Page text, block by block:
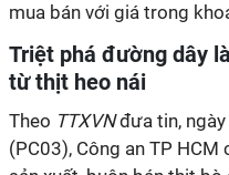
mua bán với giá trong
Triệt phá đường dây
từ thịt heo nái
Theo TTXVNđưa tin, ngày
(PC03), Công an TP